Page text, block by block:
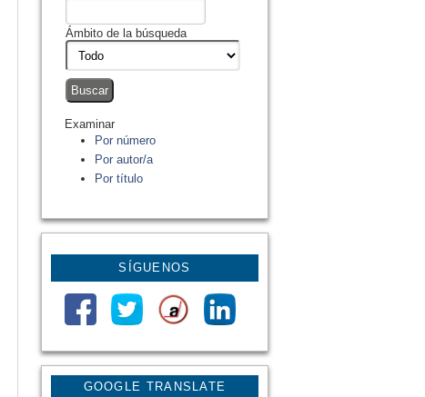
GOOGLE TRANSLATE
Ámbito de la búsqueda
Examinar
Por número
Por autor/a
Por título
SÍGUENOS